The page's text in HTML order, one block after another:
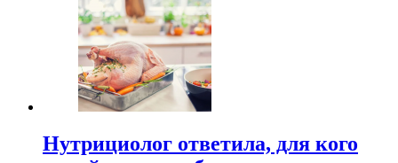
Нутрициолог ответила, для кого